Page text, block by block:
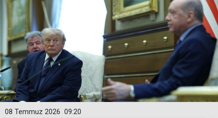
09:20
08 Temmuz 2026